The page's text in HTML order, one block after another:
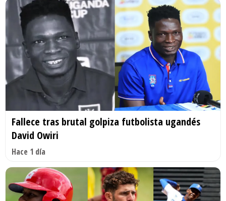
Fallece tras brutal golpiza futbolista ugandés
David Owiri
Hace 1 día